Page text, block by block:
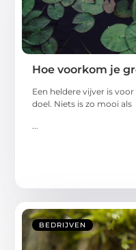
Hoe voorkom je
Een heldere vijver is
doel. Niets is zo mooi als
...
BEDRIJVEN